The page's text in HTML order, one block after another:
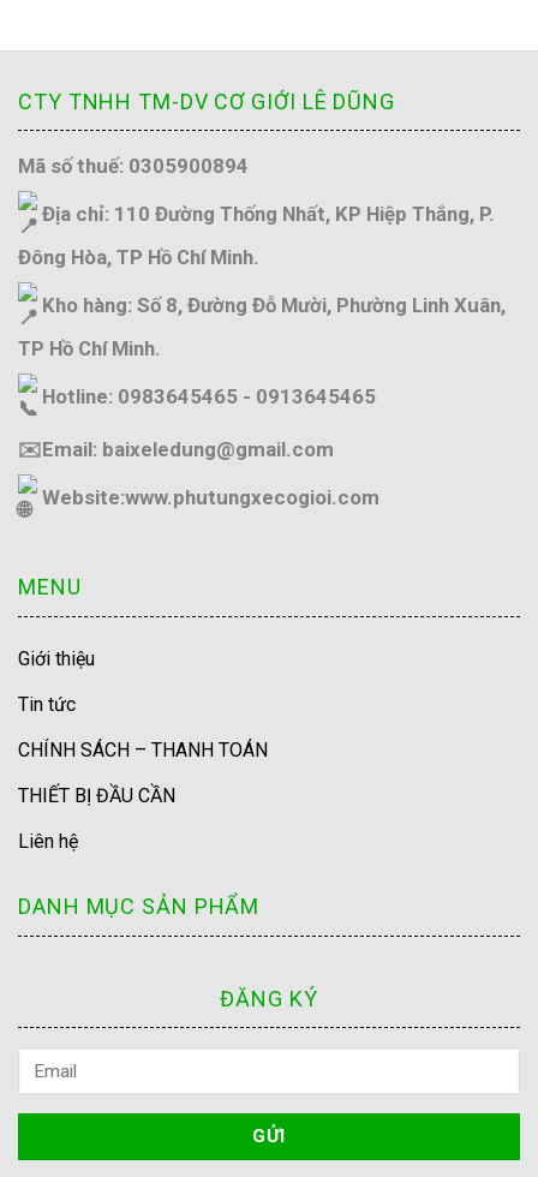
CTY TNHH TM-DV CƠ GIỚI LÊ DŨNG
Mã số thuế: 0305900894
Địa chỉ: 110 Đường Thống Nhất, KP Hiệp Thắng, P.
Đông Hòa, TP Hồ Chí Minh.
Kho hàng: Số 8, Đường Đỗ Mười, Phường Linh Xuân,
TP Hồ Chí Minh.
Hotline: 0983645465 - 0913645465
✉️Email: baixeledung@gmail.com
Website:www.phutungxecogioi.com
MENU
Giới thiệu
Tin tức
CHÍNH SÁCH – THANH TOÁN
THIẾT BỊ ĐẦU CẦN
Liên hệ
DANH MỤC SẢN PHẨM
ĐĂNG KÝ